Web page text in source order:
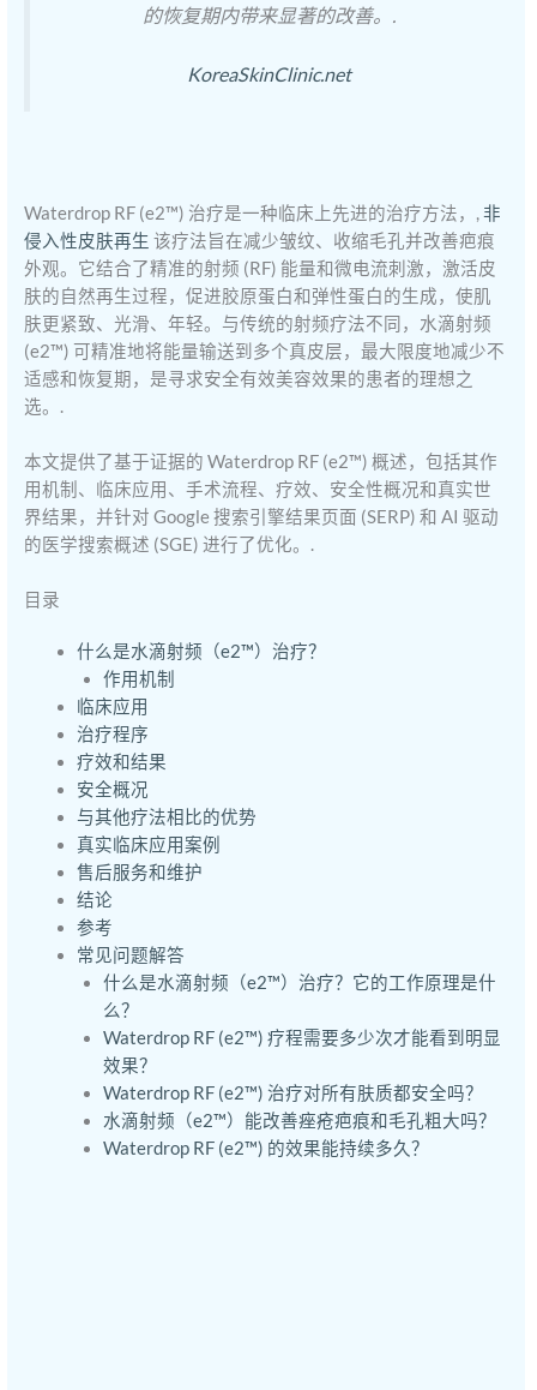
的恢复期内带来显著的改善。.
KoreaSkinClinic.net
Waterdrop RF (e2™) 治疗是一种临床上先进的治疗方法，,非
侵入性皮肤再生 该疗法旨在减少皱纹、收缩毛孔并改善疤痕
外观。它结合了精准的射频 (RF) 能量和微电流刺激，激活皮
肤的自然再生过程，促进胶原蛋白和弹性蛋白的生成，使肌
肤更紧致、光滑、年轻。与传统的射频疗法不同，水滴射频
(e2™) 可精准地将能量输送到多个真皮层，最大限度地减少不
适感和恢复期，是寻求安全有效美容效果的患者的理想之
选。.
本文提供了基于证据的 Waterdrop RF (e2™) 概述，包括其作
用机制、临床应用、手术流程、疗效、安全性概况和真实世
界结果，并针对 Google 搜索引擎结果页面 (SERP) 和 AI 驱动
的医学搜索概述 (SGE) 进行了优化。.
目录
什么是水滴射频（e2™）治疗？
作用机制
临床应用
治疗程序
疗效和结果
安全概况
与其他疗法相比的优势
真实临床应用案例
售后服务和维护
结论
参考
常见问题解答
什么是水滴射频（e2™）治疗？它的工作原理是什
么？
Waterdrop RF (e2™) 疗程需要多少次才能看到明显
效果？
Waterdrop RF (e2™) 治疗对所有肤质都安全吗？
水滴射频（e2™）能改善痤疮疤痕和毛孔粗大吗？
Waterdrop RF (e2™) 的效果能持续多久？